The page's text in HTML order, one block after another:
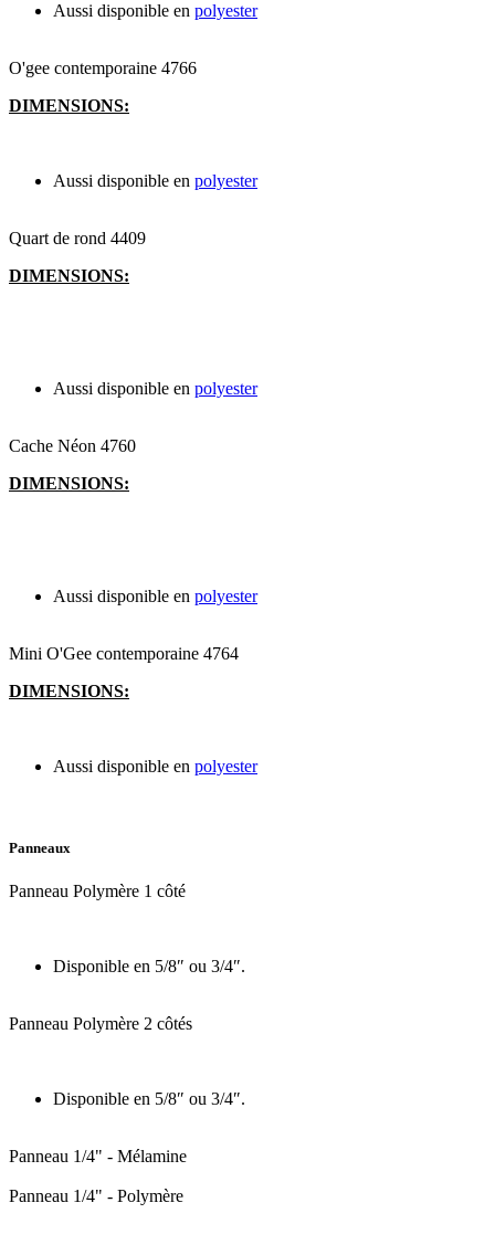
Aussi disponible en polyester
O'gee contemporaine 4766
DIMENSIONS:
Aussi disponible en polyester
Quart de rond 4409
DIMENSIONS:
Aussi disponible en polyester
Cache Néon 4760
DIMENSIONS:
Aussi disponible en polyester
Mini O'Gee contemporaine 4764
DIMENSIONS:
Aussi disponible en polyester
Panneaux
Panneau Polymère 1 côté
Disponible en 5/8″ ou 3/4″.
Panneau Polymère 2 côtés
Disponible en 5/8″ ou 3/4″.
Panneau 1/4" - Mélamine
Panneau 1/4" - Polymère